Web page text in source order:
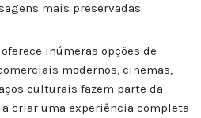
mais preservadas.
inúmeras opções de
modernos, cinemas,
culturais fazem parte da
criar uma experiência completa